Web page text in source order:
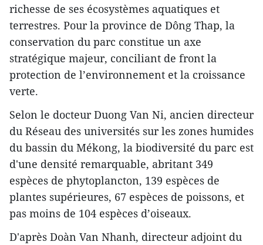
richesse de ses écosystèmes aquatiques et
terrestres. Pour la province de Dông Thap, la
conservation du parc constitue un axe
stratégique majeur, conciliant de front la
protection de l’environnement et la croissance
verte.
Selon le docteur Duong Van Ni, ancien directeur
du Réseau des universités sur les zones humides
du bassin du Mékong, la biodiversité du parc est
d'une densité remarquable, abritant 349
espèces de phytoplancton, 139 espèces de
plantes supérieures, 67 espèces de poissons, et
pas moins de 104 espèces d’oiseaux.
D'après Doàn Van Nhanh, directeur adjoint du